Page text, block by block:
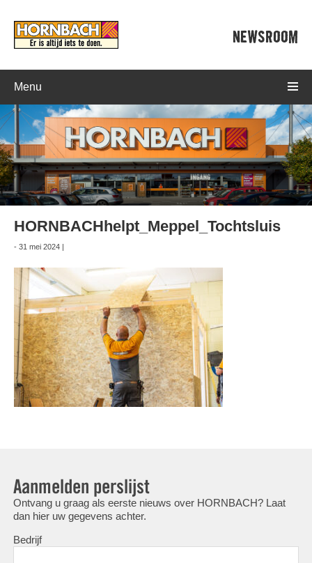
NEWSROOM
Menu
HORNBACHhelpt_Meppel_Tochtsluis
- 31 mei 2024 |
Aanmelden perslijst
Ontvang u graag als eerste nieuws over HORNBACH? Laat
dan hier uw gegevens achter.
Bedrijf